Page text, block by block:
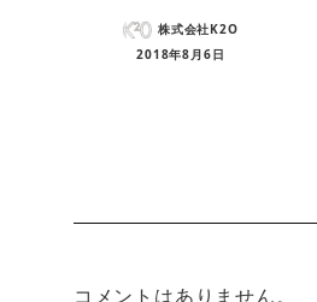
株式会社K2O
2018年8月6日
コメントはありません。